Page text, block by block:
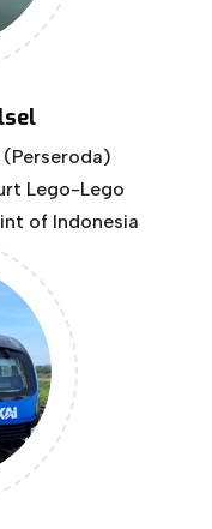
Lego-Lego
of Indonesia